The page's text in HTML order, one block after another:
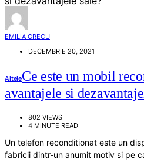
EMILIA GRECU
DECEMBRIE 20, 2021
AlteleCe este un mobil
avantajele si
802 VIEWS
4 MINUTE READ
Un telefon reconditionat este un
fabricii dintr-un anumit motiv si pe